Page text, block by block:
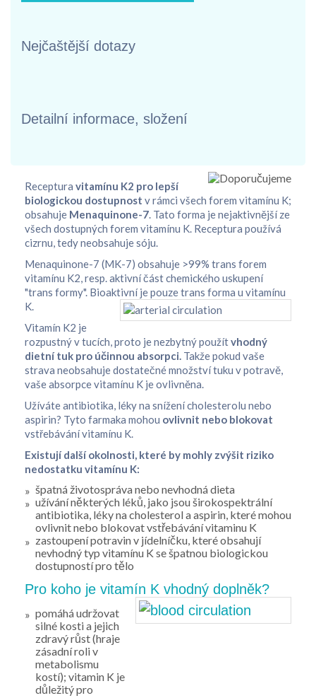
Nejčaštější dotazy
Detailní informace, složení
Receptura vitamínu K2 pro lepší
biologickou dostupnost v rámci všech forem vitamínu K;
obsahuje Menaquinone-7. Tato forma je nejaktivnější ze
všech dostupných forem vitamínu K. Receptura používá
cizrnu, tedy neobsahuje sóju.
Menaquinone-7 (MK-7) obsahuje >99% trans forem
vitamínu K2, resp. aktivní část chemického uskupení
"trans formy". Bioaktivní je pouze trans forma u vitamínu
K.
Vitamín K2 je
rozpustný v tucích, proto je nezbytný použítvhodný
dietní tuk pro účinnou absorpci. Takže pokud vaše
strava neobsahuje dostatečné množství tuku v potravě,
vaše absorpce vitamínu K je ovlivněna.
Užíváte antibiotika, léky na snížení cholesterolu nebo
aspirin? Tyto farmaka mohou ovlivnit nebo blokovat
vstřebávání vitamínu K.
Existují další okolnosti, které by mohly zvýšit riziko
nedostatku vitamínu K:
špatná životospráva nebo nevhodná dieta
užívání některých léků, jako jsou širokospektrální
antibiotika, léky na cholesterol a aspirin, které mohou
ovlivnit nebo blokovat vstřebávání vitaminu K
zastoupení potravin v jídelníčku, které obsahují
nevhodný typ vitamínu K se špatnou biologickou
dostupností pro tělo
Pro koho je vitamín K vhodný doplněk?
pomáhá udržovat
silné kosti a jejich
zdravý růst (hraje
zásadní roli v
metabolismu
kostí); vitamin K je
důležitý pro